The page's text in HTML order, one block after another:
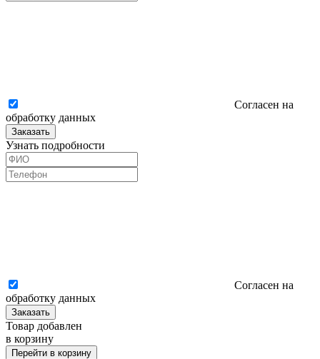
Согласен на
обработку данных
Заказать
Узнать подробности
Согласен на
обработку данных
Заказать
Товар добавлен
в корзину
Перейти в корзину